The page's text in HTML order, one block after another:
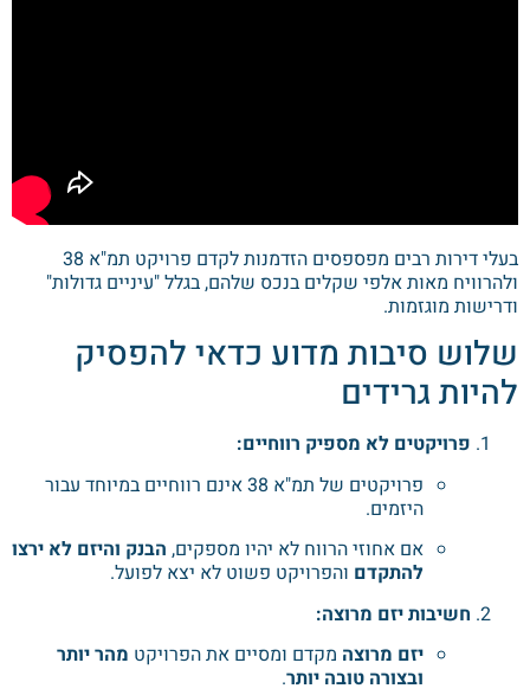
בעלי דירות רבים מפספסים הזדמנות לקדם פרויקט תמ"א 38
ולהרוויח מאות אלפי שקלים בנכס שלהם, בגלל "עיניים גדולות"
ודרישות מוגזמות.
שלוש סיבות מדוע כדאי להפסיק
להיות גרידים
פרויקטים לא מספיק רווחיים:
פרויקטים של תמ"א 38 אינם רווחיים במיוחד עבור
היזמים.
אם אחוזי הרווח לא יהיו מספקים, הבנק והיזם לא ירצו
להתקדם והפרויקט פשוט לא יצא לפועל.
חשיבות יזם מרוצה:
יזם מרוצה מקדם ומסיים את הפרויקט מהר יותר
ובצורה טובה יותר.